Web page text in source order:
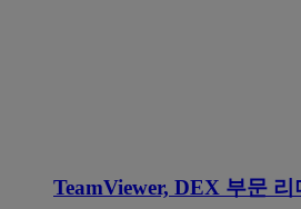
TeamViewer, DEX 부문 리